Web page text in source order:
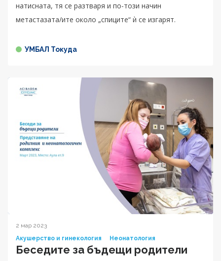
натисната, тя се разтваря и по-този начин
метастазата/ите около „спиците“ ѝ се изгарят.
УМБАЛ Токуда
2 мар 2023
Акушерство и гинекология
Неонатология
Беседите за бъдещи родители